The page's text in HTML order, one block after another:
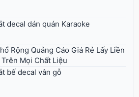
decal dán quán Karaoke
Rộng Quảng Cáo Giá Rẻ Lấy Liền
Mọi Chất Liệu
bế decal vân gỗ